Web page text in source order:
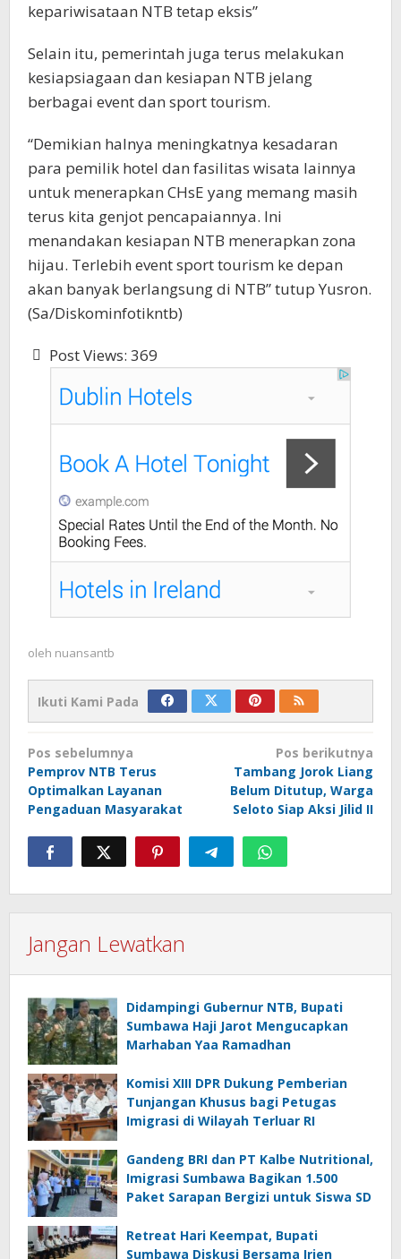
kepariwisataan NTB tetap eksis”
Selain itu, pemerintah juga terus melakukan
kesiapsiagaan dan kesiapan NTB jelang
berbagai event dan sport tourism.
“Demikian halnya meningkatnya kesadaran
para pemilik hotel dan fasilitas wisata lainnya
untuk menerapkan CHsE yang memang masih
terus kita genjot pencapaiannya. Ini
menandakan kesiapan NTB menerapkan zona
hijau. Terlebih event sport tourism ke depan
akan banyak berlangsung di NTB” tutup Yusron.
(Sa/Diskominfotikntb)
Post Views: 369
oleh nuansantb
Ikuti Kami Pada
Navigasi
pos
Pos sebelumnya
Pemprov NTB Terus
Optimalkan Layanan
Pengaduan Masyarakat
Pos berikutnya
Tambang Jorok Liang
Belum Ditutup, Warga
Seloto Siap Aksi Jilid II
Jangan Lewatkan
Didampingi Gubernur NTB, Bupati
Sumbawa Haji Jarot Mengucapkan
Marhaban Yaa Ramadhan
Komisi XIII DPR Dukung Pemberian
Tunjangan Khusus bagi Petugas
Imigrasi di Wilayah Terluar RI
Gandeng BRI dan PT Kalbe Nutritional,
Imigrasi Sumbawa Bagikan 1.500
Paket Sarapan Bergizi untuk Siswa SD
Retreat Hari Keempat, Bupati
Sumbawa Diskusi Bersama Irjen